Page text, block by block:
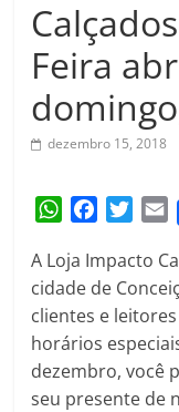
Feira
dezembro 15, 2018
W
a
t
s
A
p
p
c
e
b
o
o
k
i
t
t
e
r
E
a
i
l
A Loja Impacto
cidade de
clientes e
horários
dezembro, você
seu presente de